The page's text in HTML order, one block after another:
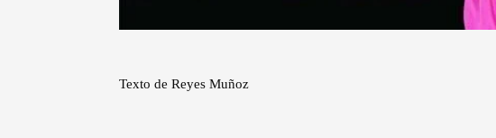
Texto de Reyes Muñoz